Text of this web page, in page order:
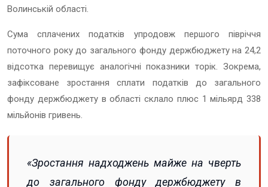
Волинській області.
Сума сплачених податків упродовж першого півріччя
поточного року до загального фонду держбюджету на 24,2
відсотка перевищує аналогічні показники торік. Зокрема,
зафіксоване зростання сплати податків до загального
фонду держбюджету в області склало плюс 1 мільярд 338
мільйонів гривень.
«Зростання надходжень майже на чверть
до загального фонду держбюджету в